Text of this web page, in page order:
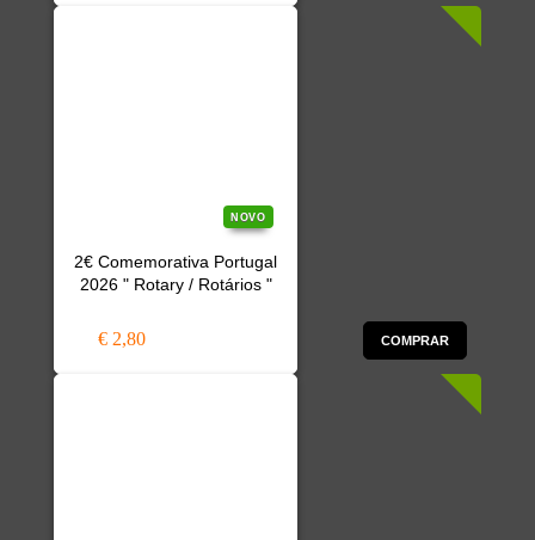
NOVO
2€ Comemorativa Portugal
2026 " Rotary / Rotários "
€ 2,80 COMPRAR